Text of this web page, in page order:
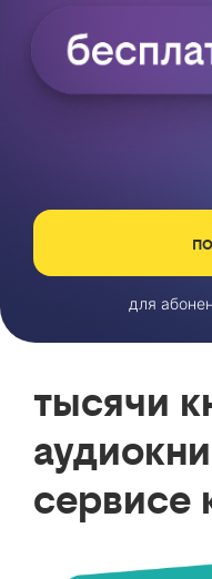
для
тысячи
сервисе